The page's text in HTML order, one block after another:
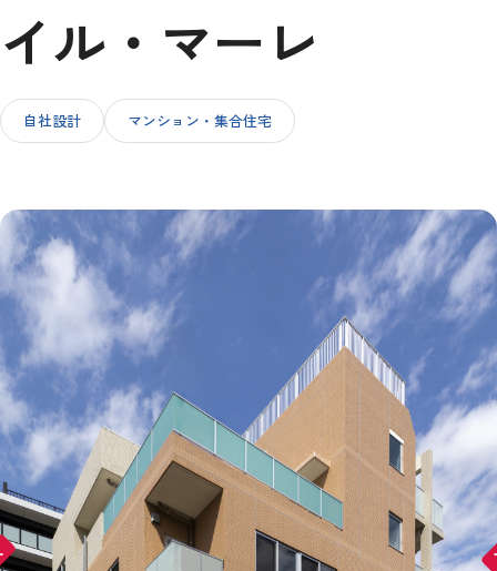
施工事例
CSRの取り組み
IR情報
採用情報
お問い合わせ
イル・マーレ
自社設計 マンション・集合住宅